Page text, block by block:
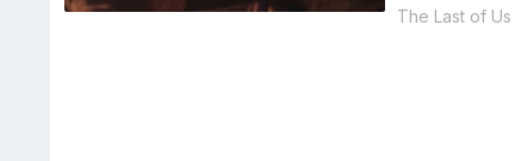
The Last of Us